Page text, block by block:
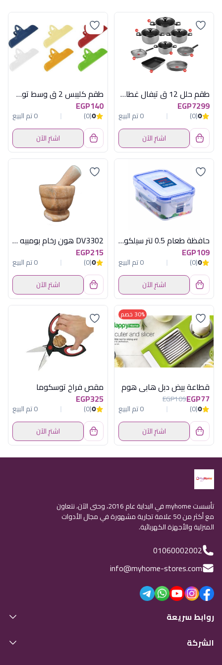
طقم حلل 12 ق تيفال غطاء زجاج
EGP7299
0
(0)
0 تم البيع
اشترِ الآن
طقم كليبس 2 ق وسط توسكوما
EGP140
0
(0)
0 تم البيع
اشترِ الآن
حافظة طعام 0.5 لتر سيلكون زهران
EGP109
0
(0)
0 تم البيع
اشترِ الآن
DV3302 هون رخام بومبيه برتقالى ديفا
EGP215
0
(0)
0 تم البيع
اشترِ الآن
30% خصم
قطاعة بيض دبل هابى هوم
EGP77
EGP109
0
(0)
0 تم البيع
اشترِ الآن
مقص فراخ توسكوما
EGP325
0
(0)
0 تم البيع
اشترِ الآن
تأسست myhome في البداية عام 2016، وحتى الآن، نتعاون
مع أكثر من 50 علامة تجارية مشهورة في مجال الأدوات
المنزلية والأجهزة الكهربائية.
01060002002
info@myhome-stores.com
روابط سريعة
الشركة